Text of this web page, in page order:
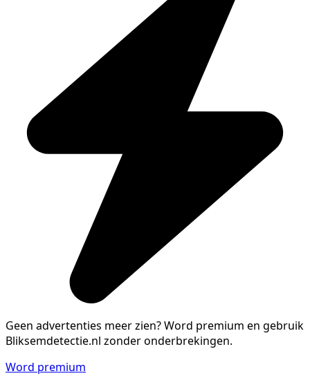
Geen advertenties meer zien?Word premium en gebruik
Bliksemdetectie.nl zonder onderbrekingen.
Word premium